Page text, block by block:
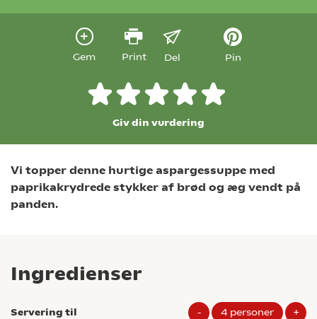
Gem Print Del Pin
Giv din vurdering
Vi topper denne hurtige aspargessuppe med
paprikakrydrede stykker af brød og æg vendt på
panden.
Ingredienser
Servering til - 4 personer +